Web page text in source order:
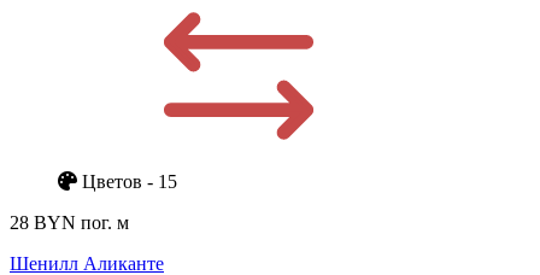
Цветов - 15
28 BYN пог. м
Шенилл Аликанте